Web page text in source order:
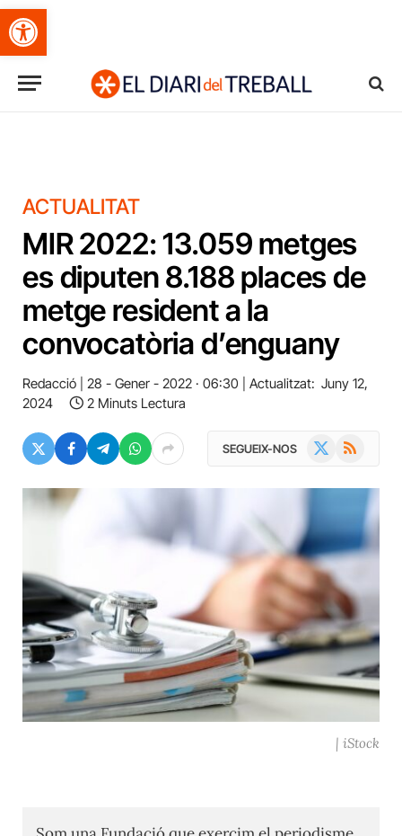
Obre la barra d'eines
ACTUALITAT
MIR 2022: 13.059 metges
es diputen 8.188 places de
metge resident a la
convocatòria d’enguany
Redacció 28 - Gener - 2022 · 06:30 Actualitzat: Juny 12,
2024
2 Minuts Lectura
SEGUEIX-NOS RSS
| iStock